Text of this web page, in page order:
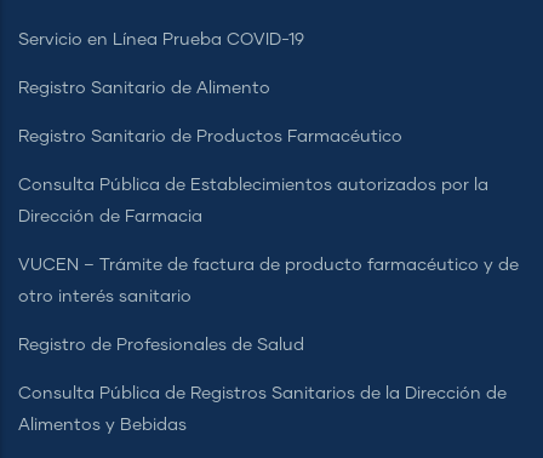
Servicio en Línea Prueba COVID-19
Registro Sanitario de Alimento
Registro Sanitario de Productos Farmacéutico
Consulta Pública de Establecimientos autorizados por la
Dirección de Farmacia
VUCEN – Trámite de factura de producto farmacéutico y de
otro interés sanitario
Registro de Profesionales de Salud
Consulta Pública de Registros Sanitarios de la Dirección de
Alimentos y Bebidas